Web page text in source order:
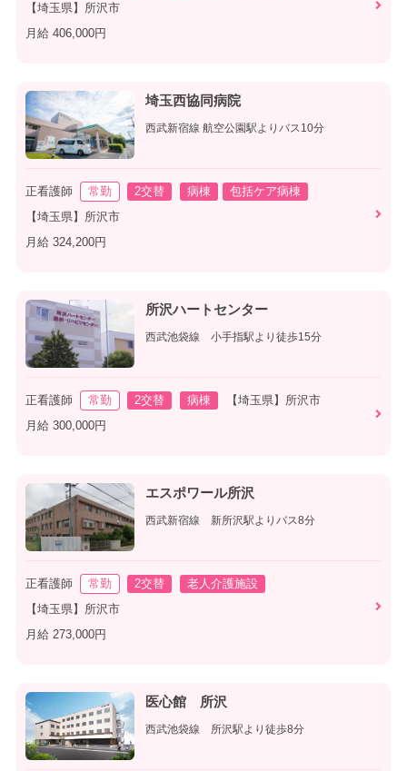
【埼玉県】所沢市
月給 406,000円
埼玉西協同病院
西武新宿線 航空公園駅よりバス10分
正看護師 常勤 2交替 病棟
包括ケア病棟
【埼玉県】所沢市
月給 324,200円
所沢ハートセンター
西武池袋線 小手指駅より徒歩15分
正看護師 常勤 2交替 病棟
【埼玉県】所沢市
月給 300,000円
エスポワール所沢
西武新宿線 新所沢駅よりバス8分
正看護師 常勤 2交替
老人介護施設
【埼玉県】所沢市
月給 273,000円
医心館 所沢
西武池袋線 所沢駅より徒歩8分